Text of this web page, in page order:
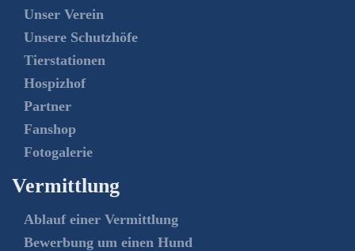
Unser Verein
Unsere Schutzhöfe
Tierstationen
Hospizhof
Partner
Fanshop
Fotogalerie
Vermittlung
Ablauf einer Vermittlung
Bewerbung um einen Hund